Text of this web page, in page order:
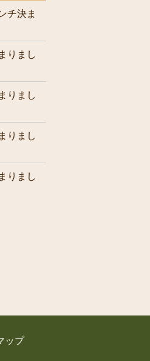
チ決ま
りまし
りまし
りまし
りまし
ップ